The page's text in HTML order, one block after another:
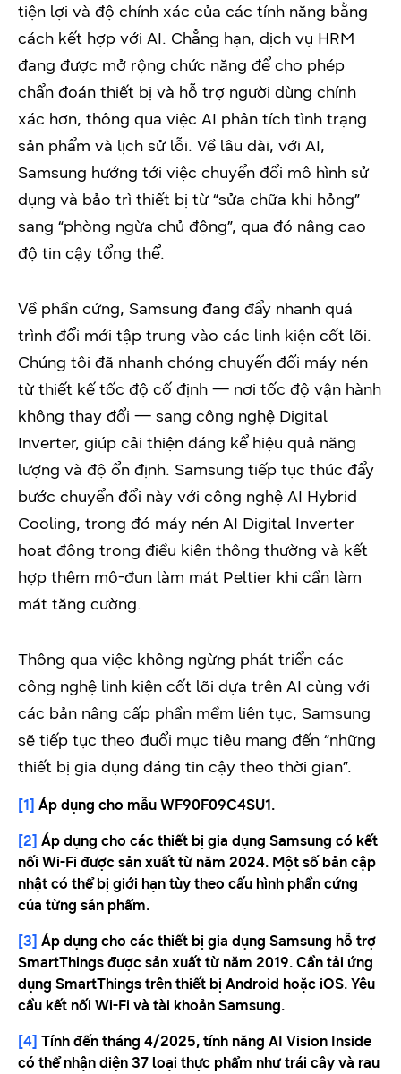
tiện lợi và độ chính xác của các tính năng bằng
cách kết hợp với AI. Chẳng hạn, dịch vụ HRM
đang được mở rộng chức năng để cho phép
chẩn đoán thiết bị và hỗ trợ người dùng chính
xác hơn, thông qua việc AI phân tích tình trạng
sản phẩm và lịch sử lỗi. Về lâu dài, với AI,
Samsung hướng tới việc chuyển đổi mô hình sử
dụng và bảo trì thiết bị từ “sửa chữa khi hỏng”
sang “phòng ngừa chủ động”, qua đó nâng cao
độ tin cậy tổng thể.
Về phần cứng, Samsung đang đẩy nhanh quá
trình đổi mới tập trung vào các linh kiện cốt lõi.
Chúng tôi đã nhanh chóng chuyển đổi máy nén
từ thiết kế tốc độ cố định — nơi tốc độ vận hành
không thay đổi — sang công nghệ Digital
Inverter, giúp cải thiện đáng kể hiệu quả năng
lượng và độ ổn định. Samsung tiếp tục thúc đẩy
bước chuyển đổi này với công nghệ AI Hybrid
Cooling, trong đó máy nén AI Digital Inverter
hoạt động trong điều kiện thông thường và kết
hợp thêm mô-đun làm mát Peltier khi cần làm
mát tăng cường.
Thông qua việc không ngừng phát triển các
công nghệ linh kiện cốt lõi dựa trên AI cùng với
các bản nâng cấp phần mềm liên tục, Samsung
sẽ tiếp tục theo đuổi mục tiêu mang đến “những
thiết bị gia dụng đáng tin cậy theo thời gian”.
[1] Áp dụng cho mẫu WF90F09C4SU1.
[2] Áp dụng cho các thiết bị gia dụng Samsung có kết
nối Wi-Fi được sản xuất từ năm 2024. Một số bản cập
nhật có thể bị giới hạn tùy theo cấu hình phần cứng
của từng sản phẩm.
[3] Áp dụng cho các thiết bị gia dụng Samsung hỗ trợ
SmartThings được sản xuất từ năm 2019. Cần tải ứng
dụng SmartThings trên thiết bị Android hoặc iOS. Yêu
cầu kết nối Wi-Fi và tài khoản Samsung.
[4] Tính đến tháng 4/2025, tính năng AI Vision Inside
có thể nhận diện 37 loại thực phẩm như trái cây và rau